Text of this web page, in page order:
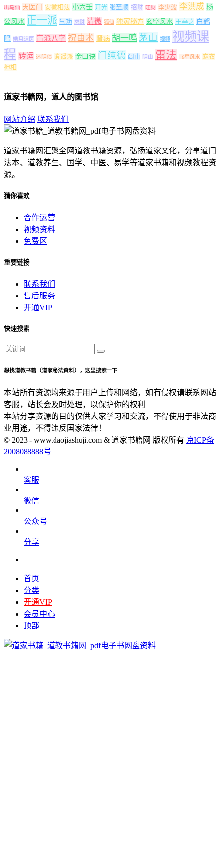
出马仙 天医门 安徽相法 小六壬 开光 张至顺 招财 旺财 李少波 李洪成 杨
公风水 正一派 气功 求财 清微 狐仙 独家秘方 玄空风水 王亭之 白鹤
鸣 皓月道医 盲派八字 祝由术 肾病 胡一鸣 茅山 视频 视频课
程 转运 还阴债 逍遥派 金口诀 门纯德 闾山 阴山 雷法 飞星风水 麻衣
神相
道家书籍网，道人的图书馆
网站介绍 联系我们
道家书籍网汇聚全网道教书籍资源，弘扬道家文化，分享道门
法本、道教养生、国学、中医、易学等道家书籍和视频教程资
源。
猜你喜欢
合作运营
视频资料
免费区
重要链接
联系我们
售后服务
开通VIP
快速搜索
想找道教书籍（道家秘法资料），这里搜索一下
本站所有资源均来源于用户上传和网络，如有侵权请联系网站
客服，站长会及时处理，以保护你的权利
本站分享资源的目的仅供大家学习和交流，不得使用于非法商
业用途，不得违反国家法律！
© 2023 - www.daojiashuji.com & 道家书籍网 版权所有 京ICP备
2008088888号
客服
微信
公众号
分享
首页
分类
开通VIP
会员中心
顶部